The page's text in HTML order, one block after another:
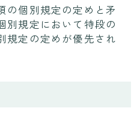
の個別規定の定めと矛
別規定において特段の
規定の定めが優先され